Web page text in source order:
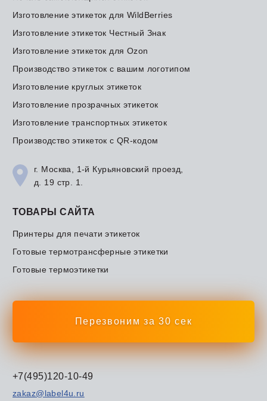
Изготовление этикеток для WildBerries
Изготовление этикеток Честный Знак
Изготовление этикеток для Ozon
Производство этикеток с вашим логотипом
Изготовление круглых этикеток
Изготовление прозрачных этикеток
Изготовление транспортных этикеток
Производство этикеток с QR-кодом
г. Москва, 1-й Курьяновский проезд,
д. 19 стр. 1.
ТОВАРЫ САЙТА
Принтеры для печати этикеток
Готовые термотрансферные этикетки
Готовые термоэтикетки
Перезвоним за 30 сек
+7(495)120-10-49
zakaz@label4u.ru